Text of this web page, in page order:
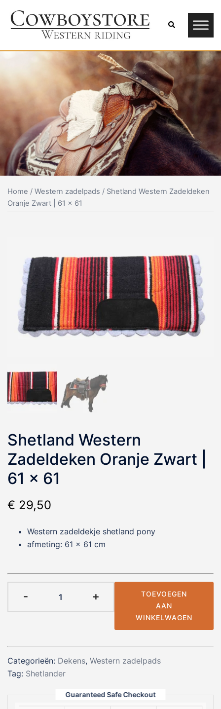
content
Search
Home / Western zadelpads / Shetland Western Zadeldeken
Oranje Zwart | 61 x 61
Shetland Western
Zadeldeken Oranje Zwart |
61 x 61
€ 29,50
Western zadeldekje shetland pony
afmeting: 61 x 61 cm
-
Western
Zadeldeken
61
x
61
+
TOEVOEGEN
AAN
WINKELWAGEN
Categorieën: Dekens, Western zadelpads
Tag: Shetlander
Guaranteed Safe Checkout